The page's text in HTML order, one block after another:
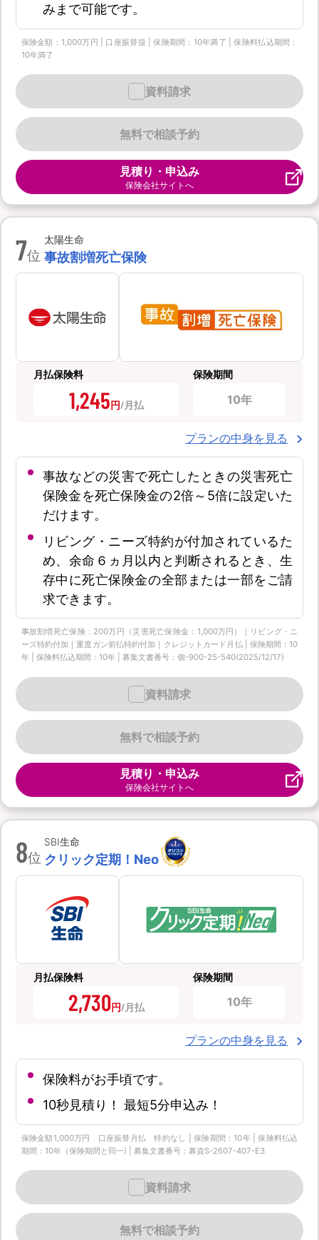
みまで可能です。
保険金額：1,000万円 | 口座振替扱 | 保険期間：10年満了 | 保険料払込期間：
10年満了
無料で相談予約
資料請求
見積り・申込み
保険会社サイトへ
7位
太陽生命
事故割増死亡保険
月払保険料
1,245円
保険期間
10年
プランの中身を見る
事故などの災害で死亡したときの災害死亡
保険金を死亡保険金の2倍～5倍に設定いた
だけます。
リビング・ニーズ特約が付加されているた
め、余命６ヵ月以内と判断されるとき、生
存中に死亡保険金の全部または一部をご請
求できます。
事故割増死亡保険：200万円（災害死亡保険金：1,000万円）｜リビング・ニ
ーズ特約付加｜重度ガン前払特約付加｜クレジットカード月払 | 保険期間：10
年 | 保険料払込期間：10年 | 募集文書番号：個-900-25-540(2025/12/17)
無料で相談予約
資料請求
見積り・申込み
保険会社サイトへ
8位
SBI生命
クリック定期！Neo
月払保険料
2,730円
保険期間
10年
プランの中身を見る
保険料がお手頃です。
10秒見積り！ 最短5分申込み！
保険金額1,000万円 口座振替月払 特約なし | 保険期間：10年 | 保険料払込
期間：10年（保険期間と同一) | 募集文書番号：募資S-2607-407-E3
無料で相談予約
資料請求